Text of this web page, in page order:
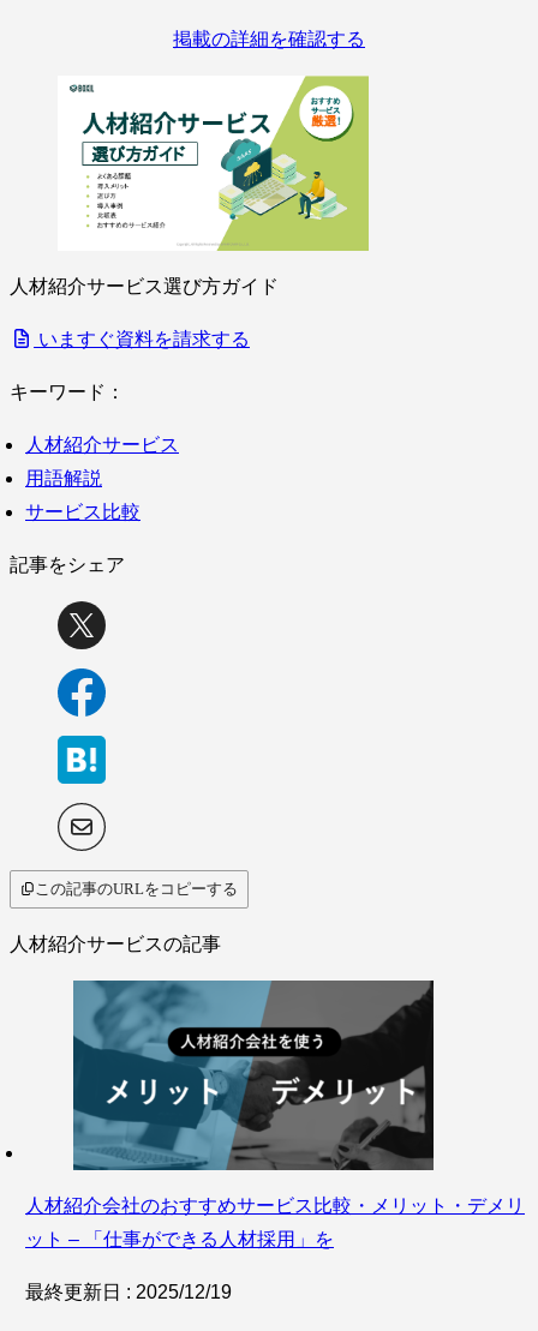
掲載の詳細を確認する
人材紹介サービス選び方ガイド
いますぐ資料を請求する
キーワード：
人材紹介サービス
用語解説
サービス比較
記事をシェア
この記事のURLをコピーする
人材紹介サービスの記事
人材紹介会社のおすすめサービス比較・メリット・デメリ
ット – 「仕事ができる人材採用」を
最終更新日 : 2025/12/19